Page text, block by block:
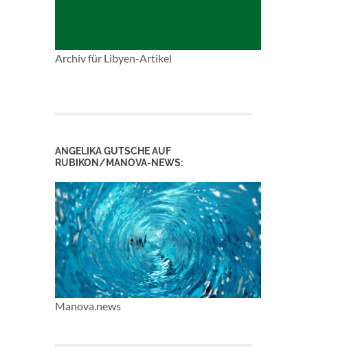
Archiv für Libyen-Artikel
ANGELIKA GUTSCHE AUF
RUBIKON/MANOVA-NEWS:
Manova.news